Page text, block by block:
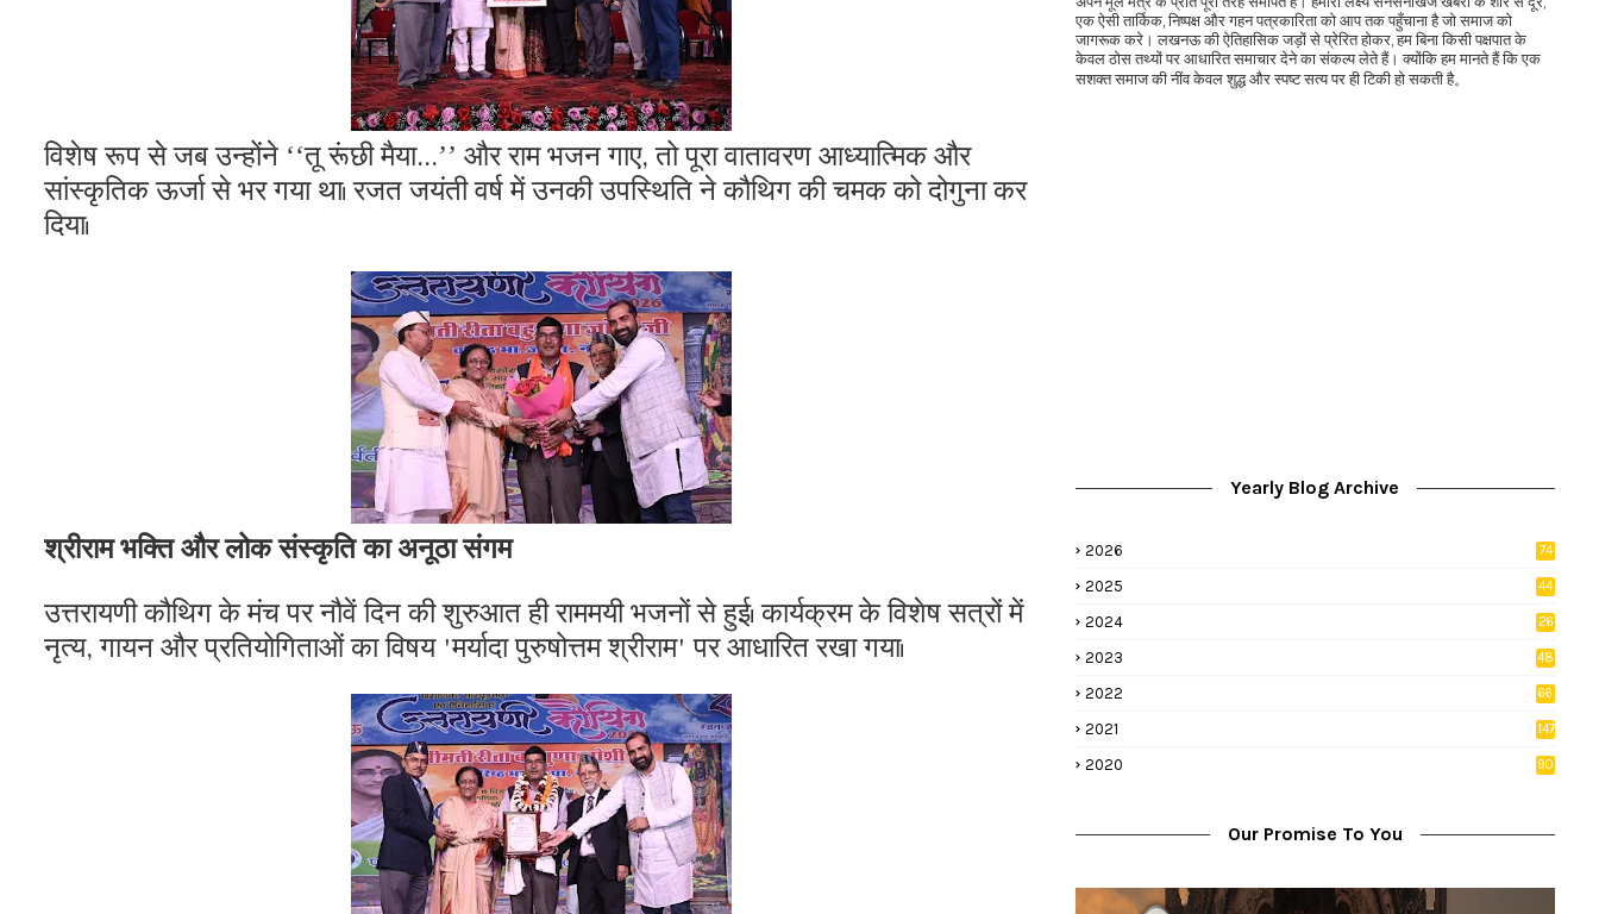
विशेष रूप से जब उन्होंने ‘‘तू रूंछी मैया...’’ और राम भजन गाए, तो पूरा वातावरण आध्यात्मिक और
सांस्कृतिक ऊर्जा से भर गया था। रजत जयंती वर्ष में उनकी उपस्थिति ने कौथिग की चमक को दोगुना कर
दिया।
श्रीराम भक्ति और लोक संस्कृति का अनूठा संगम
​उत्तरायणी कौथिग के मंच पर नौवें दिन की शुरुआत ही राममयी भजनों से हुई। कार्यक्रम के विशेष सत्रों में
नृत्य, गायन और प्रतियोगिताओं का विषय 'मर्यादा पुरुषोत्तम श्रीराम' पर आधारित रखा गया।
एक ऐसी तार्किक, निष्पक्ष और गहन पत्रकारिता को आप तक पहुँचाना है जो समाज को
जागरूक करे। लखनऊ की ऐतिहासिक जड़ों से प्रेरित होकर, हम बिना किसी पक्षपात के
केवल ठोस तथ्यों पर आधारित समाचार देने का संकल्प लेते हैं। क्योंकि हम मानते हैं कि एक
सशक्त समाज की नींव केवल शुद्ध और स्पष्ट सत्य पर ही टिकी हो सकती है。
Yearly Blog Archive
2026
74
2025
44
2024
26
2023 48
2022
66
2021
147
2020
90
Our Promise To You